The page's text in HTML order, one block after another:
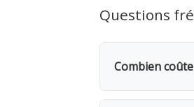
Questions
Combien
La location